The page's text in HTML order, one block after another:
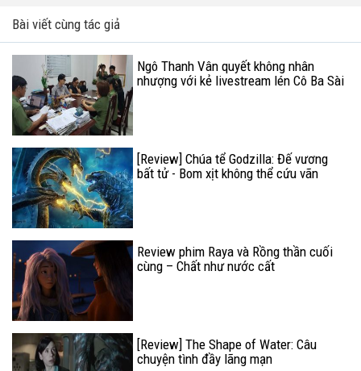
Bài viết cùng tác giả
Ngô Thanh Vân quyết không nhân
nhượng với kẻ livestream lén Cô Ba Sài
[Review] Chúa tể Godzilla: Đế vương
bất tử - Bom xịt không thể cứu vãn
Review phim Raya và Rồng thần cuối
cùng – Chất như nước cất
[Review] The Shape of Water: Câu
chuyện tình đầy lãng mạn